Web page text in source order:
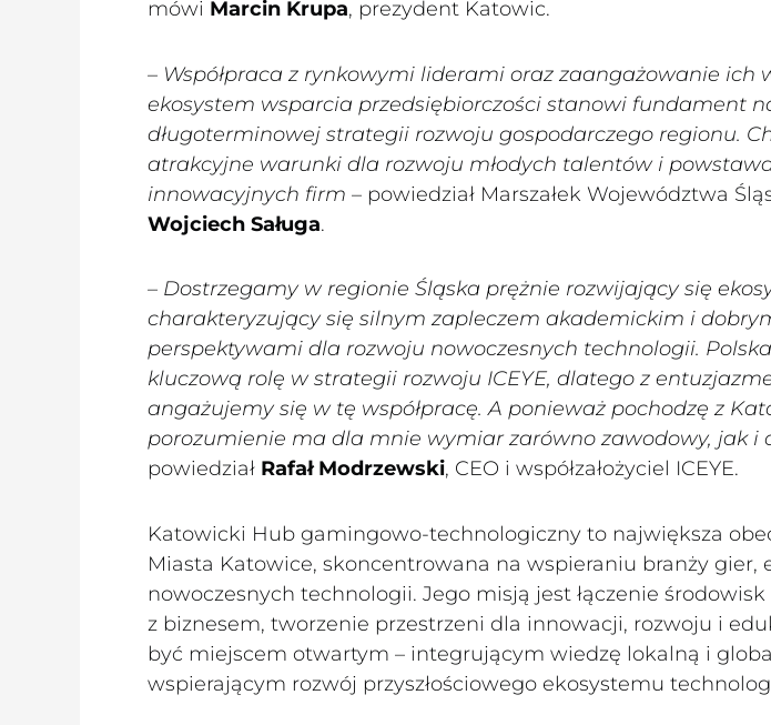
mówi Marcin Krupa, prezydent Katowic.
– Współpraca z rynkowymi liderami oraz zaangażowanie ich
ekosystem wsparcia przedsiębiorczości stanowi fundament
długoterminowej strategii rozwoju gospodarczego regionu.
atrakcyjne warunki dla rozwoju młodych talentów i
innowacyjnych firm – powiedział Marszałek Województwa
Wojciech Saługa.
– Dostrzegamy w regionie Śląska prężnie rozwijający się
charakteryzujący się silnym zapleczem akademickim i
perspektywami dla rozwoju nowoczesnych technologii.
kluczową rolę w strategii rozwoju ICEYE, dlatego z
angażujemy się w tę współpracę. A ponieważ pochodzę z
porozumienie ma dla mnie wymiar zarówno zawodowy, jak i
powiedział Rafał Modrzewski, CEO i współzałożyciel ICEYE.
Katowicki Hub gamingowo-technologiczny to największa
Miasta Katowice, skoncentrowana na wspieraniu branży gier,
nowoczesnych technologii. Jego misją jest łączenie
z biznesem, tworzenie przestrzeni dla innowacji, rozwoju i
być miejscem otwartym – integrującym wiedzę lokalną i
wspierającym rozwój przyszłościowego ekosystemu